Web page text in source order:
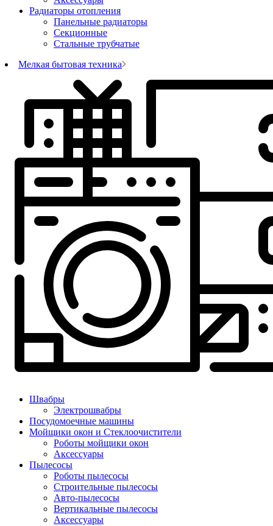
Радиаторы отопления
Панельные радиаторы
Секционные
Стальные трубчатые
Мелкая бытовая техника
Швабры
Электрошвабры
Посудомоечные машины
Мойщики окон и Стеклоочистители
Роботы мойщики окон
Аксессуары
Пылесосы
Роботы пылесосы
Строительные пылесосы
Авто-пылесосы
Вертикальные пылесосы
Аксессуары